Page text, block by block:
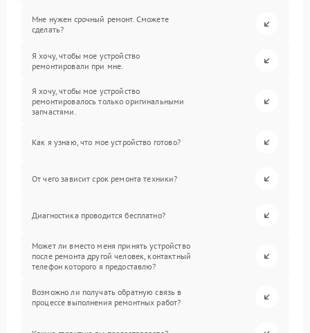
Мне нужен срочный ремонт. Сможете
сделать?
Я хочу, чтобы мое устройство
ремонтировали при мне.
Я хочу, чтобы мое устройство
ремонтировалось только оригинальными
запчастями.
Как я узнаю, что мое устройство готово?
От чего зависит срок ремонта техники?
Диагностика проводится бесплатно?
Может ли вместо меня принять устройство
после ремонта другой человек, контактный
телефон которого я предоставлю?
Возможно ли получать обратную связь в
процессе выполнения ремонтных работ?